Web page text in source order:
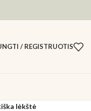
/ REGISTRUOTIS
lėkštė